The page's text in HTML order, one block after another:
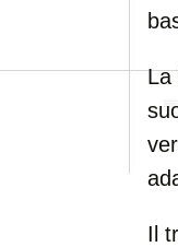
La
Il